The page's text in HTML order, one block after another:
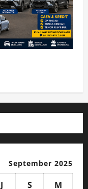
September 2025
J S
M